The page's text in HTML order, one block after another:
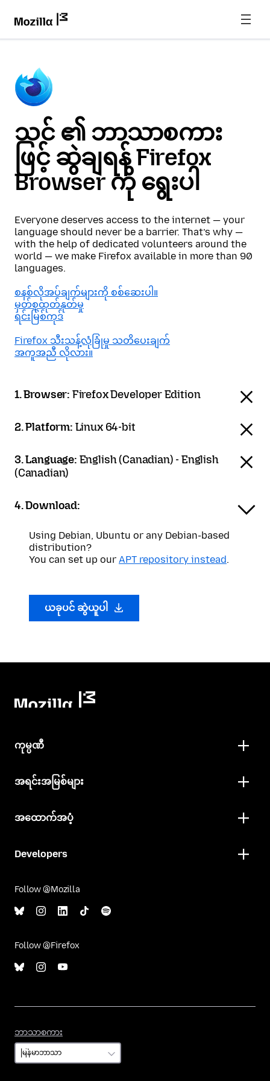
သင် ၏ ဘာသာစကား
ဖြင့် ဆွဲချရန် Firefox
Browser ကို ရွေးပါ
Everyone deserves access to the internet — your
language should never be a barrier. That’s why —
with the help of dedicated volunteers around the
world — we make Firefox available in more than 90
languages.
စနစ်လိုအပ်ချက်များကို စစ်ဆေးပါ။
မှတ်စုထုတ်နုတ်မှု
ရင်းမြစ်ကုဒ်
Firefox သီးသန့်လုံခြုံမှု သတိပေးချက်
အကူအညီ လိုလား။
1. Browser: Firefox Developer Edition
2. Platform: Linux 64-bit
3. Language: English (Canadian) - English
(Canadian)
4. Download:
Using Debian, Ubuntu or any Debian-based
distribution?
You can set up our APT repository instead.
ယခုပင် ဆွဲယူပါ
ကုမ္ပဏီ
အရင်းအမြစ်များ
အထောက်အပံ့
Developers
Follow @Mozilla
Follow @Firefox
ဘာသာစကား